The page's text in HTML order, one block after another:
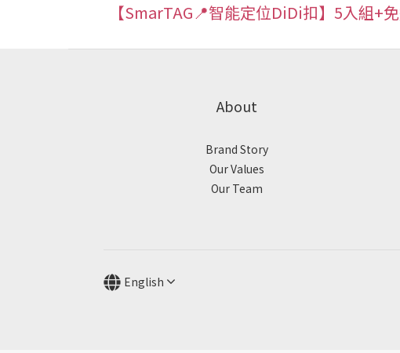
【SmarTAG📍智能定位DiDi扣】5入組+
About
Brand Story
Our Values
Our Team
English